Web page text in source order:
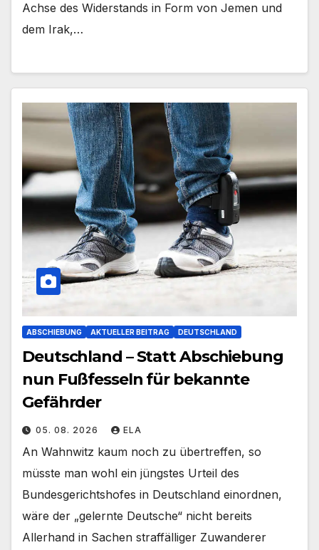
Achse des Widerstands in Form von Jemen und
dem Irak,…
ABSCHIEBUNG AKTUELLER BEITRAG DEUTSCHLAND
Deutschland – Statt Abschiebung
nun Fußfesseln für bekannte
Gefährder
05. 08. 2026 ELA
An Wahnwitz kaum noch zu übertreffen, so
müsste man wohl ein jüngstes Urteil des
Bundesgerichtshofes in Deutschland einordnen,
wäre der „gelernte Deutsche“ nicht bereits
Allerhand in Sachen straffälliger Zuwanderer